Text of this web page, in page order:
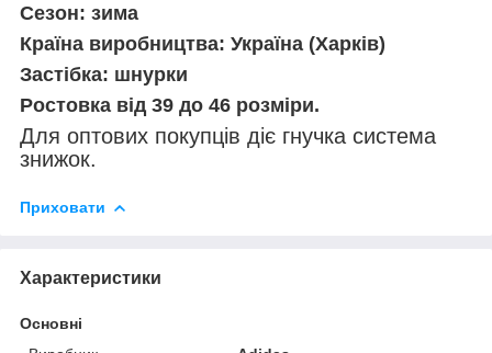
Сезон: зима
Країна виробництва: Україна (Харків)
Застібка: шнурки
Ростовка від 39 до 46 розміри.
Для оптових покупців діє гнучка система
знижок.
Приховати
Характеристики
Основні